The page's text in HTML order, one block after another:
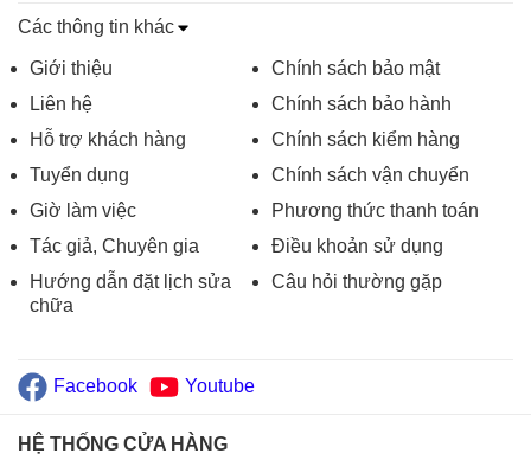
Các thông tin khác
Giới thiệu
Liên hệ
Hỗ trợ khách hàng
Tuyển dụng
Giờ làm việc
Tác giả, Chuyên gia
Hướng dẫn đặt lịch sửa
chữa
Chính sách bảo mật
Chính sách bảo hành
Chính sách kiểm hàng
Chính sách vận chuyển
Phương thức thanh toán
Điều khoản sử dụng
Câu hỏi thường gặp
Facebook Youtube
HỆ THỐNG CỬA HÀNG